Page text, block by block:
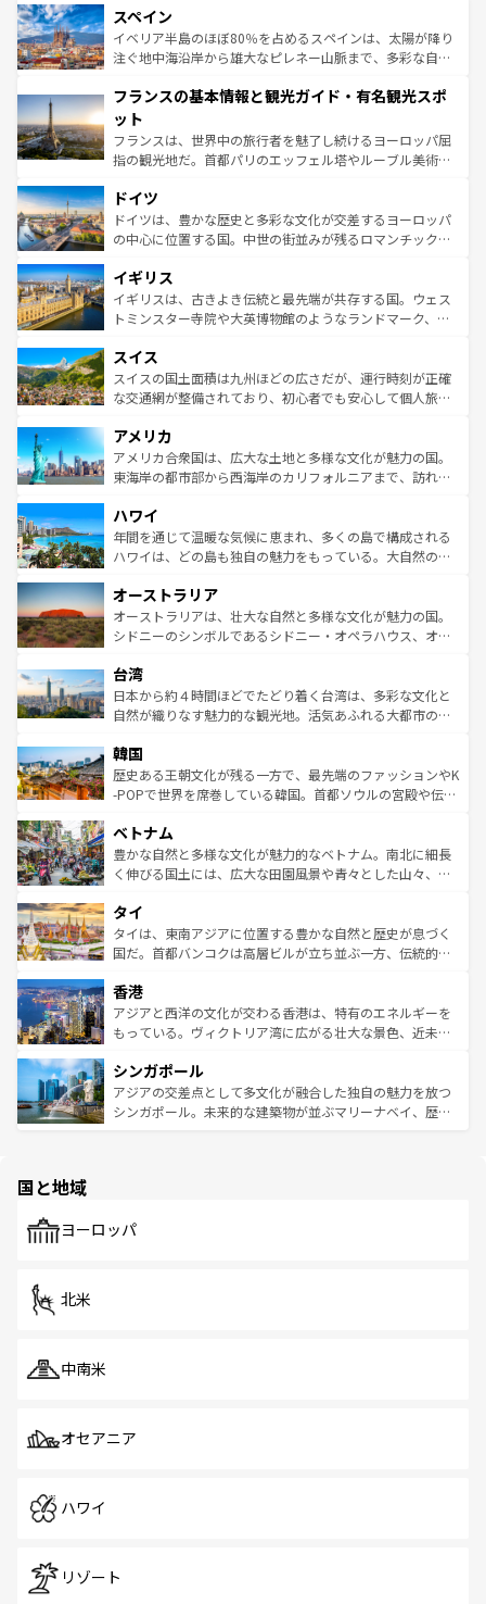
ろん、トスカーナの美しい田園風景やアマルフィ海岸の絶
景など、自然景観も見逃せない。観光の合間には、本場の
ピザやパスタなど、絶品のイタリア料理を堪能することも
ませてくれるイタリアで、忘れられない旅をしてみよう！
なお、新着のイタリア情報は
しい。
スペイン
イベリア半島のほぼ80％を占めるスペインは、太陽が降り
注ぐ地中海沿岸から雄大なピレネー山脈まで、多彩な自然
文化が根付くこの国では、情熱的なフラメンコ、熱気あふ
れる闘牛、そして美味しいタパスが生活の一部となってい
る。首都マドリードの洗練された雰囲気や、バルセロナの
アートに溢れた街角から、地方では古代ローマ遺跡や中世
せる。地方によって風土や気候が異なるスペインはその個
性で訪れる人を魅了する。 なお、新着のスペイン情報は コ
ンテンツ一覧を参照してほしい。
フランスの基本情報と観光ガイド・有名観光スポ
ット
フランスは、世界中の旅行者を魅了し続けるヨーロッパ屈
指の観光地だ。首都パリのエッフェル塔やルーブル美術館
で、幅広い魅力が詰まっている。華麗な宮殿、歴史的な大
聖堂、美しいビーチ、そして豊かな自然が、訪れる者を心
から魅了する。また、フランスは美食の国としても知ら
いる。シャンパンの発祥地であるランス、プロヴァンスの
香り高いラベンダー畑など、多彩な楽しみ方が可能だ。さ
らに、パリ以外の地域にも魅力が溢れており、どの街角に
れる地方に足を運ぶとそれぞれで全く異なる文化を体験で
きるだろう。 なお、新着のフランス情報はコンテンツ一覧
を参照してほしい。
ドイツ
ドイツは、豊かな歴史と多彩な文化が交差するヨーロッパ
の中心に位置する国。中世の街並みが残るロマンチック街
顔を持つこの国は、どこを歩いても飽きることがない。ベ
ルリンの文化的活気、バイエルン州のアルプスの絶景、そ
してライン川沿いのワイン畑といった風景は必見。ビール
は、お酒好きな人にはぜひ体験してほしい。 なお、新着の
ドイツ情報はコンテンツ一覧を参照してほしい。
イギリス
イギリスは、古きよき伝統と最先端が共存する国。ウェス
トミンスター寺院や大英博物館のようなランドマーク、歴
リアごとに異なる魅力がある。また、優雅なアフタヌーン
ティー、ビール好きにはたまらない英国パブ、サッカー観
戦など、本場だからこそできる体験も豊富。イギリスを旅
ンツ一覧を参照してほしい。
スイス
スイスの国土面積は九州ほどの広さだが、運行時刻が正確
な交通網が整備されており、初心者でも安心して個人旅行
の建物がそのまま残る町や、スイスならではのユニークな
博物館もあり、アルプス観光だけでなく町歩きも満喫する
ことができる。国民の所得が高いため物価も高いが、旅行
ば市内交通費無料で観光を楽しむこともできる。 なお、新
着のスイス情報はコンテンツ一覧 を参照してほしい。
アメリカ
アメリカ合衆国は、広大な土地と多様な文化が魅力の国。
東海岸の都市部から西海岸のカリフォルニアまで、訪れる
のような巨大都市は、観光、ショッピング、エンターテイ
ンメントが詰まった刺激的なスポットだ。一方、アメリカ
西部には大自然が広がり、グランドキャニオンやイエロー
部のニューオーリンズでは、音楽と美食が融合した独特の
文化が魅力。旅行者はアメリカの各地域で異なる魅力を楽
しみながら、その多様性と豊かな歴史を感じることができ
ならではの贅沢な旅のスタイルだ。 なお、新着のアメリカ
情報はコンテンツ一覧を参照してほしい。
ハワイ
年間を通じて温暖な気候に恵まれ、多くの島で構成される
ハワイは、どの島も独自の魅力をもっている。大自然の神
ワイ島は見逃せない。また、定番の観光地といえばオアフ
島だが、静かな自然を求めるならマウイ島やカウアイ島が
おすすめ。エメラルドグリーンに輝く海をはじめ、豊かな
れるおもてなしの心で訪れる人々を迎えてくれるハワイの
人々、おいしいローカルフードやハワイアンミュージッ
ク、伝統的なフラダンスなど、すべてがハワイの魅力を彩
ワイを、存分に味わってほしい。 なお、新着のハワイ情報
はコンテンツ一覧を参照してほしい。
オーストラリア
オーストラリアは、壮大な自然と多様な文化が魅力の国。
シドニーのシンボルであるシドニー・オペラハウス、オー
リアリーフや大陸中央部にそびえるウルル（エアーズロッ
ク）、タスマニアの美しい原生林やケアンズの熱帯雨林な
ど、見どころがたくさん。また、カフェやワイン、オージ
いる。アクティビティも充実しており、サーフィンやダイ
ビング、ハイキングなど、アウトドア好きにはたまらな
い。オーストラリアの多彩な魅力を存分に味わいつくそ
参照してほしい。
台湾
日本から約４時間ほどでたどり着く台湾は、多彩な文化と
自然が織りなす魅力的な観光地。活気あふれる大都市の台
ン）、静ひつな山岳地帯である台湾東部など、都市の喧騒
と山間の静けさが共存しており、訪れる人に新しい発見と
驚きをもたらしてくれる。また、奥深い台湾の食文化も魅
容にもいいと評判のスイーツなど、バラエティ豊かな料理
が味わえる。 なお、新着の台湾情報は コンテンツ一覧を参
照してほしい。
韓国
歴史ある王朝文化が残る一方で、最先端のファッションやK
-POPで世界を席巻している韓国。首都ソウルの宮殿や伝統
き、地方に足を延ばせば四季折々の自然美を楽しむことが
できる。そして、キムチや焼肉、絶品のストリートフード
まで、さまざまな韓国料理が待っている。夜には、韓国な
リティに包まれながら、韓国の多彩な魅力を心ゆくまで味
わってみてほしい。 なお、新着の韓国情報はコンテンツ一
覧を参照してほしい。
ベトナム
豊かな自然と多様な文化が魅力的なベトナム。南北に細長
く伸びる国土には、広大な田園風景や青々とした山々、世
急速な発展と共に伝統が息づく。ハノイの古い町並みやホ
ーチミン市のフランス統治時代の建物も、独特の雰囲気を
醸し出している。また、バラエティの豊かさとおいしさで
とつ。フォーやバインミー、ベトナムコーヒーなどは、ぜ
ひ現地で味わいたい。どの地域を訪れてもあたたかい人々
が旅行者を迎えてくれるので、きっと忘れられない旅にな
参照してほしい。
タイ
タイは、東南アジアに位置する豊かな自然と歴史が息づく
国だ。首都バンコクは高層ビルが立ち並ぶ一方、伝統的な
の活気が交差している。北部ではチェンマイなどの山岳地
帯で自然と触れ合い、南部ではプーケットやクラビの美し
いビーチでリゾート気分を楽しむことができる。タイ料理
激する。気候は一年中温暖で、どの季節にも異なる楽しみ
が待っている。親しみやすいタイの人々、仏教を中心とし
た文化、そして多様な観光資源が、訪れる旅人を魅了し続
香港
アジアと西洋の文化が交わる香港は、特有のエネルギーを
もっている。ヴィクトリア湾に広がる壮大な景色、近未来
み、どこを訪れても感動するはず。観光スポットが密集し
ており、効率よく見どころを回れるのも魅力。息をのむよ
うな絶景から文化的な体験まで、香港を存分に楽しみ尽く
シンガポール
アジアの交差点として多文化が融合した独自の魅力を放つ
シンガポール。未来的な建築物が並ぶマリーナベイ、歴史
で、ホーカーズは地元の風情を楽しめる外せないスポット
国と地域
ヨーロッパ
北米
中南米
オセアニア
ハワイ
リゾート